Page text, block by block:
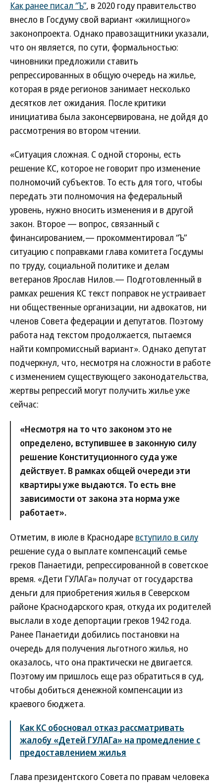
Как ранее писал “Ъ”, в 2020 году правительство
внесло в Госдуму свой вариант «жилищного»
законопроекта. Однако правозащитники указали,
что он является, по сути, формальностью:
чиновники предложили ставить
репрессированных в общую очередь на жилье,
которая в ряде регионов занимает несколько
десятков лет ожидания. После критики
инициатива была законсервирована, не дойдя до
рассмотрения во втором чтении.
«Ситуация сложная. С одной стороны, есть
решение КС, которое не говорит про изменение
полномочий субъектов. То есть для того, чтобы
передать эти полномочия на федеральный
уровень, нужно вносить изменения и в другой
закон. Второе — вопрос, связанный с
финансированием,— прокомментировал “Ъ”
ситуацию с поправками глава комитета Госдумы
по труду, социальной политике и делам
ветеранов Ярослав Нилов.— Подготовленный в
рамках решения КС текст поправок не устраивает
ни общественные организации, ни адвокатов, ни
членов Совета федерации и депутатов. Поэтому
работа над текстом продолжается, пытаемся
найти компромиссный вариант». Однако депутат
подчеркнул, что, несмотря на сложности в работе
с изменением существующего законодательства,
жертвы репрессий могут получить жилье уже
сейчас:
«Несмотря на то что законом это не
определено, вступившее в законную силу
решение Конституционного суда уже
действует. В рамках общей очереди эти
квартиры уже выдаются. То есть вне
зависимости от закона эта норма уже
работает».
Отметим, в июле в Краснодаре вступило в силу
решение суда о выплате компенсаций семье
греков Панаетиди, репрессированной в советское
время. «Дети ГУЛАГа» получат от государства
деньги для приобретения жилья в Северском
районе Краснодарского края, откуда их родителей
выслали в ходе депортации греков 1942 года.
Ранее Панаетиди добились постановки на
очередь для получения льготного жилья, но
оказалось, что она практически не двигается.
Поэтому им пришлось еще раз обратиться в суд,
чтобы добиться денежной компенсации из
краевого бюджета.
Как КС обосновал отказ рассматривать
жалобу «Детей ГУЛАГа» на промедление с
предоставлением жилья
Глава президентского Совета по правам человека